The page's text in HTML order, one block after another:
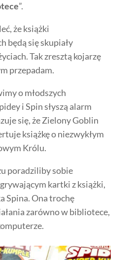
”.
że książki
będą się skupiały
Tak zresztą kojarzę
przepadam.
o młodszych
i Spin słyszą alarm
się, że Zielony Goblin
książkę o niezwykłym
Królu.
poradziliby sobie
kartki z książki,
Spina. Ona trochę
zarówno w bibliotece,